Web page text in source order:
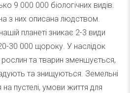
9 000 000 біологічних видів.
з них описана людством.
планеті зникає 2-3 види
30 000 щороку. У наслідок
рослин та тварин зменшується,
та знищуються. Земельні
пустелі, умови життя для